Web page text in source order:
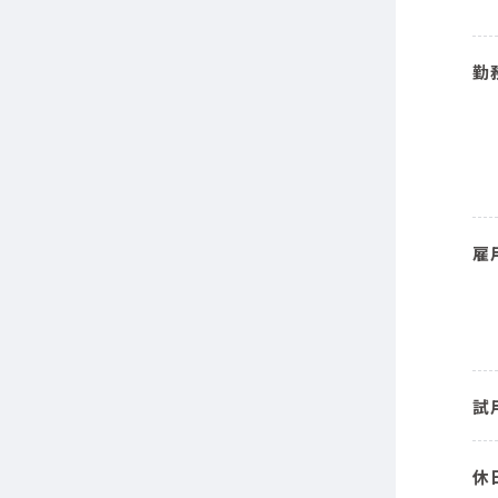
勤
雇
試
休